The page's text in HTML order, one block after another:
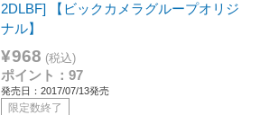
2DLBF] 【ビックカメラグループオリジ
ナル】
¥968 (税込)
ポイント：97
発売日：2017/07/13発売
限定数終了